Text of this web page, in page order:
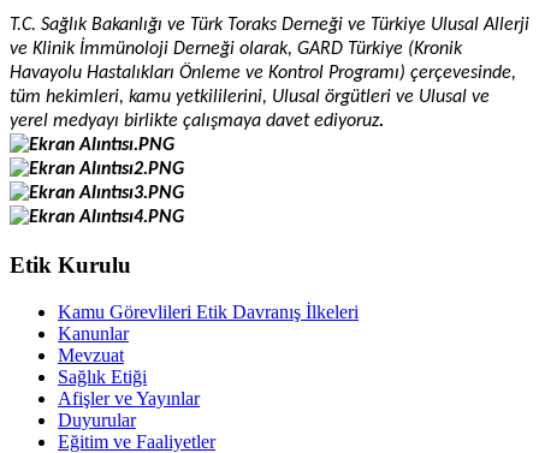
T.C. Sağlık Bakanlığı ve Türk Toraks Derneği ve Türkiye Ulusal Allerji
ve Klinik İmmünoloji Derneği olarak, GARD Türkiye (Kronik
Havayolu Hastalıkları Önleme ve Kontrol Programı) çerçevesinde,
tüm hekimleri, kamu yetkililerini, Ulusal örgütleri ve Ulusal ve
yerel medyayı birlikte çalışmaya davet ediyoruz.
Etik Kurulu
Kamu Görevlileri Etik Davranış İlkeleri
Kanunlar
Mevzuat
Sağlık Etiği
Afişler ve Yayınlar
Duyurular
Eğitim ve Faaliyetler